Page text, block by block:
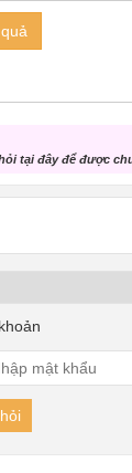
tại đây để được